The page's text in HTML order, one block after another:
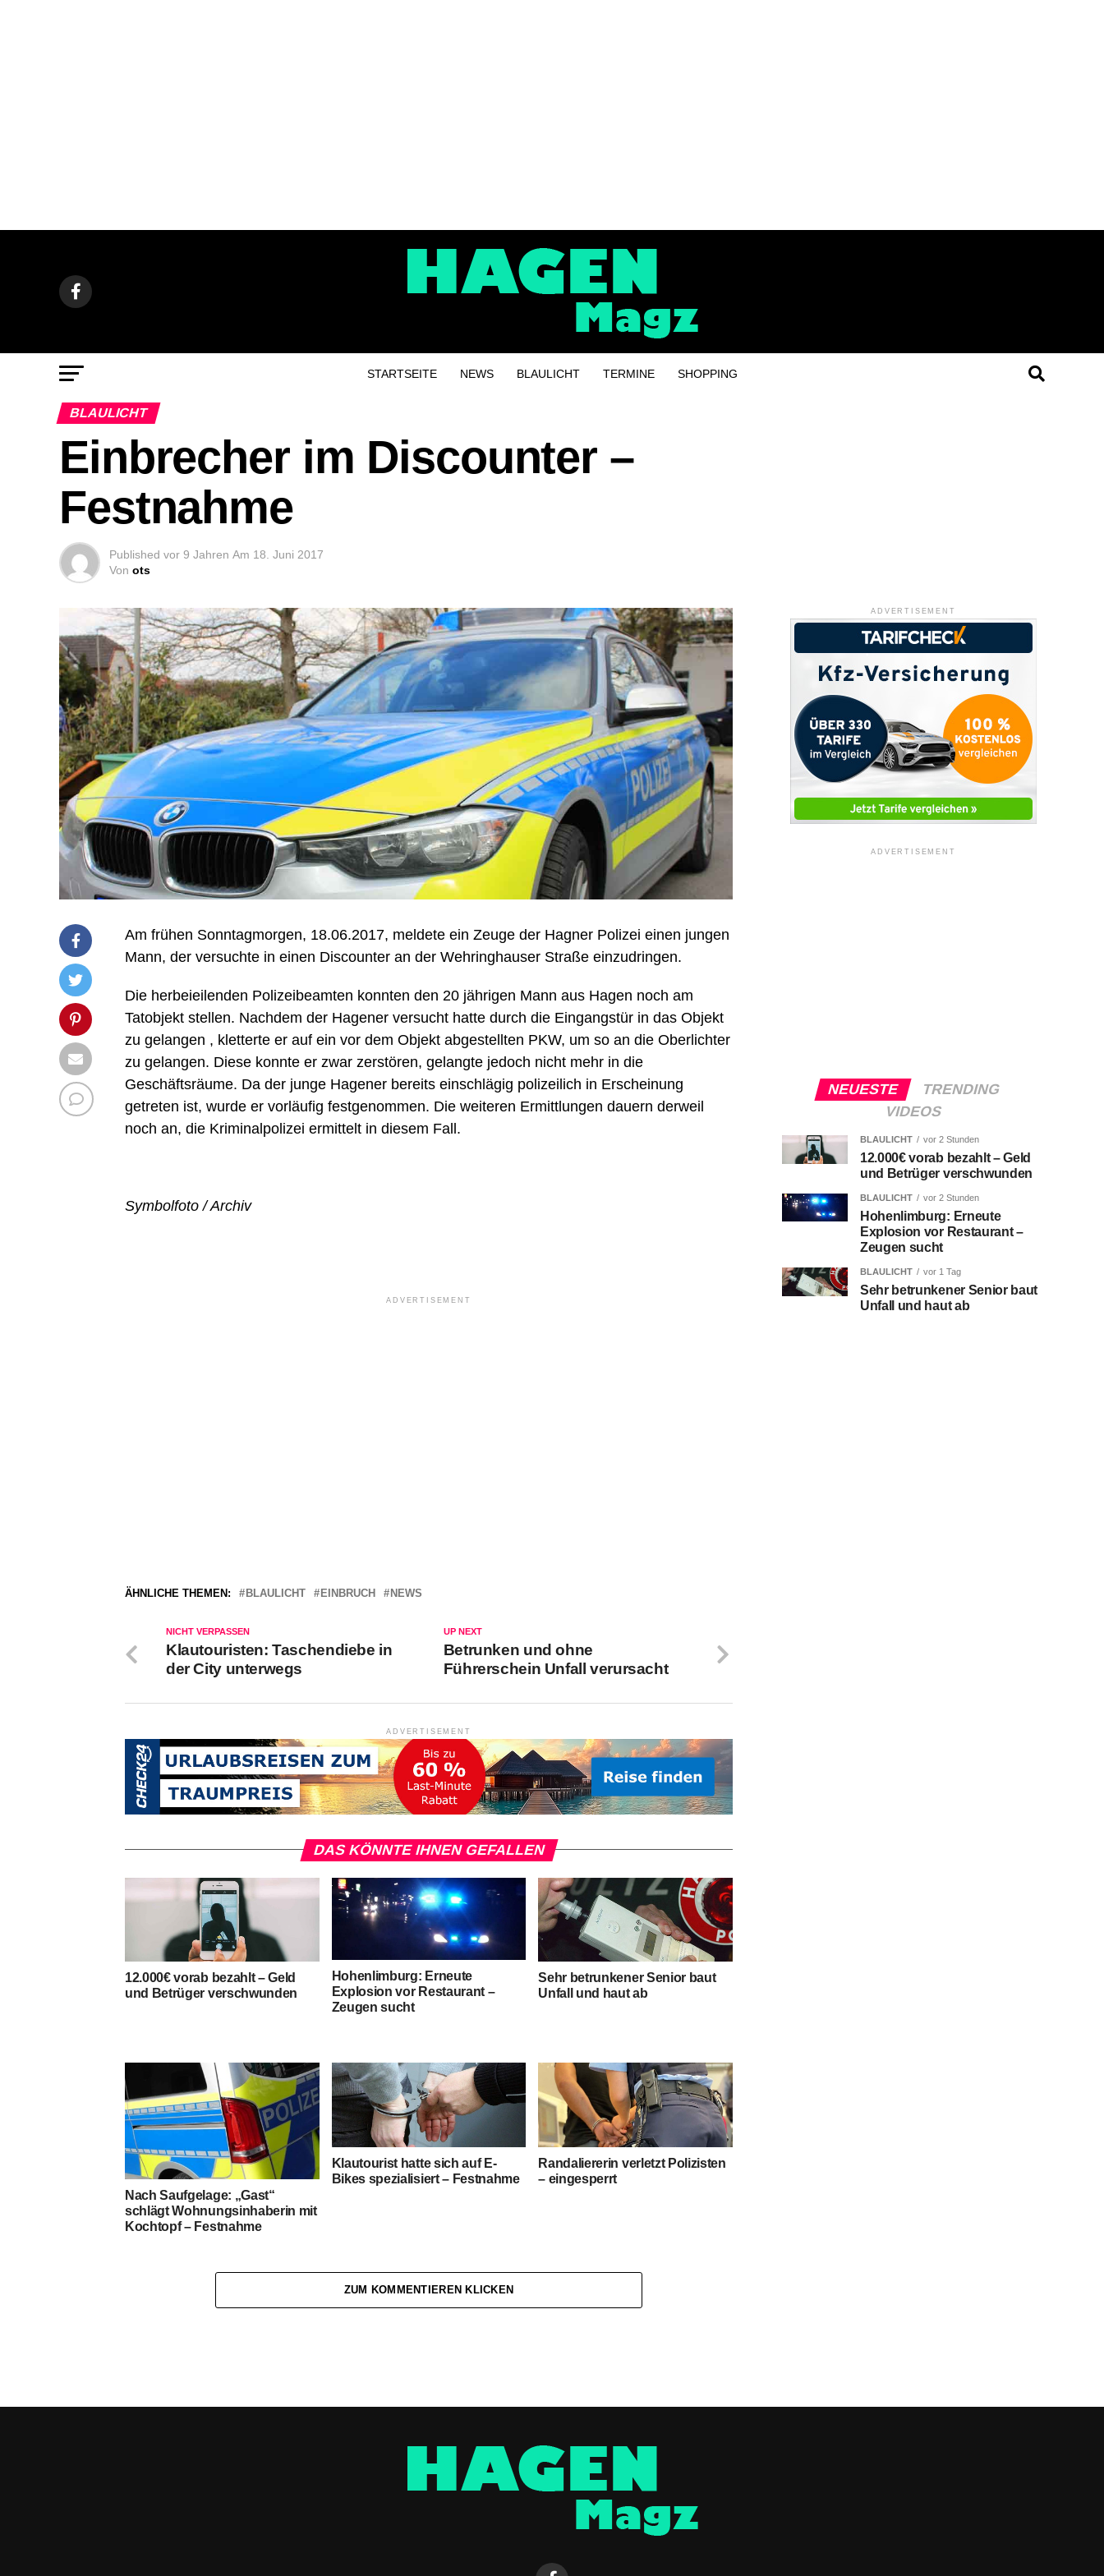
STARTSEITE NEWS BLAULICHT TERMINE SHOPPING
BLAULICHT
Einbrecher im Discounter –
Festnahme
Published vor 9 Jahren Am 18. Juni 2017
Von ots
Am frühen Sonntagmorgen, 18.06.2017, meldete ein Zeuge der Hagner Polizei einen jungen
Mann, der versuchte in einen Discounter an der Wehringhauser Straße einzudringen.
Die herbeieilenden Polizeibeamten konnten den 20 jährigen Mann aus Hagen noch am
Tatobjekt stellen. Nachdem der Hagener versucht hatte durch die Eingangstür in das Objekt
zu gelangen , kletterte er auf ein vor dem Objekt abgestellten PKW, um so an die Oberlichter
zu gelangen. Diese konnte er zwar zerstören, gelangte jedoch nicht mehr in die
Geschäftsräume. Da der junge Hagener bereits einschlägig polizeilich in Erscheinung
getreten ist, wurde er vorläufig festgenommen. Die weiteren Ermittlungen dauern derweil
noch an, die Kriminalpolizei ermittelt in diesem Fall.
Symbolfoto / Archiv
ADVERTISEMENT
ÄHNLICHE THEMEN: BLAULICHT EINBRUCH NEWS
UP NEXT
Betrunken und ohne
Führerschein Unfall verursacht
NICHT VERPASSEN
Klautouristen: Taschendiebe in
der City unterwegs
ADVERTISEMENT
DAS KÖNNTE IHNEN GEFALLEN
12.000€ vorab bezahlt – Geld
und Betrüger verschwunden
Hohenlimburg: Erneute
Explosion vor Restaurant –
Zeugen sucht
Sehr betrunkener Senior baut
Unfall und haut ab
Nach Saufgelage: „Gast“
schlägt Wohnungsinhaberin mit
Kochtopf – Festnahme
Klautourist hatte sich auf E-
Bikes spezialisiert – Festnahme
Randaliererin verletzt Polizisten
– eingesperrt
ZUM KOMMENTIEREN KLICKEN
ADVERTISEMENT
ADVERTISEMENT
NEUESTE
TRENDING
VIDEOS
BLAULICHT vor 2 Stunden
12.000€ vorab bezahlt – Geld
und Betrüger verschwunden
BLAULICHT vor 2 Stunden
Hohenlimburg: Erneute
Explosion vor Restaurant –
Zeugen sucht
BLAULICHT vor 1 Tag
Sehr betrunkener Senior baut
Unfall und haut ab